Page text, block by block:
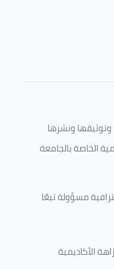
وتوثيقها ونشرها
الخاصة بالجامعة
مسؤولة تبعًا
الأكاديمية